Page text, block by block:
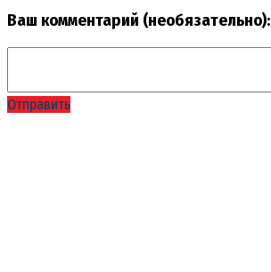
Ваш комментарий (необязательно):
Отправить